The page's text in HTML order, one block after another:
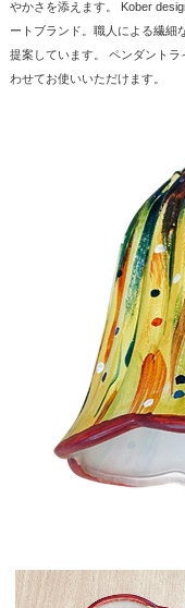
やかさを添えます。 Kober
ートブランド。職人による繊細
提案しています。 ペンダント
わせてお使いいただけます。